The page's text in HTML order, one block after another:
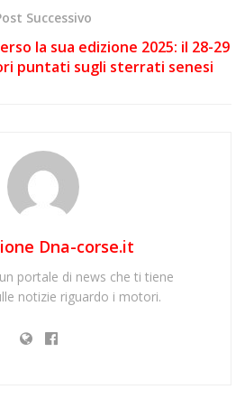
Successivo
la sua edizione 2025: il 28-29
puntati sugli sterrati senesi
Dna-corse.it
portale di news che ti tiene
notizie riguardo i motori.